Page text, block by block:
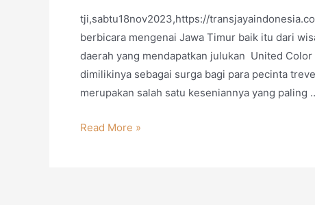
tji,sabtu18nov2023,https://
berbicara mengenai Jawa Timur baik itu dari
daerah yang mendapatkan julukan United
dimilikinya sebagai surga bagi para pecinta
merupakan salah satu keseniannya yang paling
5
Read More »